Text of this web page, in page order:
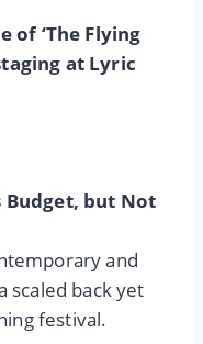
‘The Flying
at Lyric
Budget, but Not
and
scaled back yet
festival.